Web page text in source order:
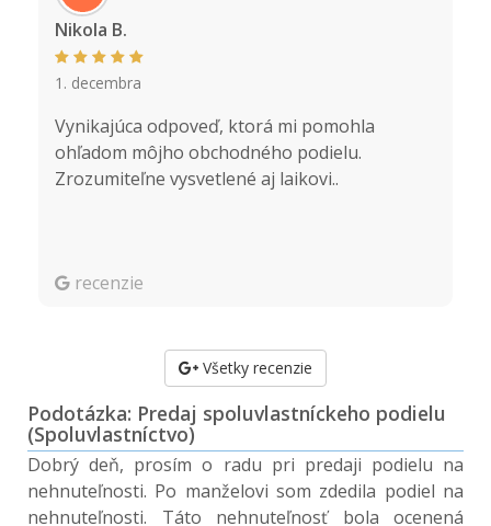
N i k o l a B.
1. decembra
Vynikajúca odpoveď, ktorá mi pomohla
ohľadom môjho obchodného podielu.
Zrozumiteľne vysvetlené aj laikovi..
recenzie
Všetky recenzie
Podotázka: Predaj spoluvlastníckeho podielu
(Spoluvlastníctvo)
Dobrý deň, prosím o radu pri predaji podielu na
nehnuteľnosti. Po manželovi som zdedila podiel na
nehnuteľnosti. Táto nehnuteľnosť bola ocenená